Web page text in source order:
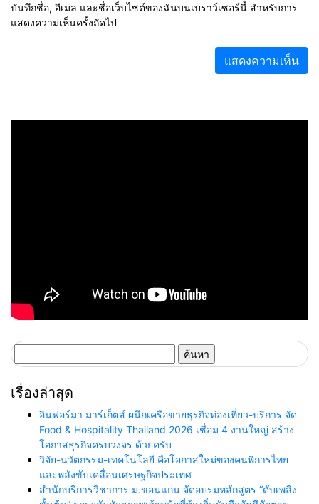
บันทึกชื่อ, อีเมล และชื่อเว็บไซต์ของฉันบนเบราว์เซอร์นี้ สำหรับการ
แสดงความเห็นครั้งถัดไป
สำหรับ:
เรื่องล่าสุด
อินฟอร์มา มาร์เก็ตส์ ผนึกเครือข่ายธุรกิจท่องเที่ยว-บริการ จัด
Food & Hospitality Thailand 2026 เชื่อม 4 งานใหญ่ สร้าง
โอกาสธุรกิจครบวงจร ด้วยครับ
วิจัย-นวัตกรรม-เทคโนโลยี คือโอกาสใหม่ของคนพิการไทย
และพลังขับเคลื่อนเศรษฐกิจประเทศ
สำนักบริการวิชาการ ม.ขอนแก่น จัดอบรมหลักสูตร “ดับเพลิง